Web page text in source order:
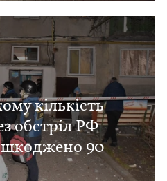
кількість
обстріл РФ
90